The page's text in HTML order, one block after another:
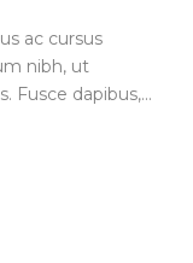
ac cursus
nibh, ut
Fusce dapibus,...